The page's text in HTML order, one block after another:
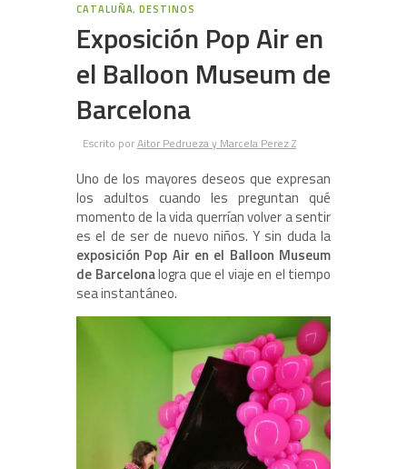
CATALUÑA,DESTINOS
Exposición Pop Air en
el Balloon Museum de
Barcelona
Escrito porAitor Pedrueza y Marcela Perez Z
Uno de los mayores deseos que expresan
los adultos cuando les preguntan qué
momento de la vida querrían volver a sentir
es el de ser de nuevo niños. Y sin duda la
exposición Pop Air en el Balloon Museum
de Barcelonalogra que el viaje en el tiempo
sea instantáneo.